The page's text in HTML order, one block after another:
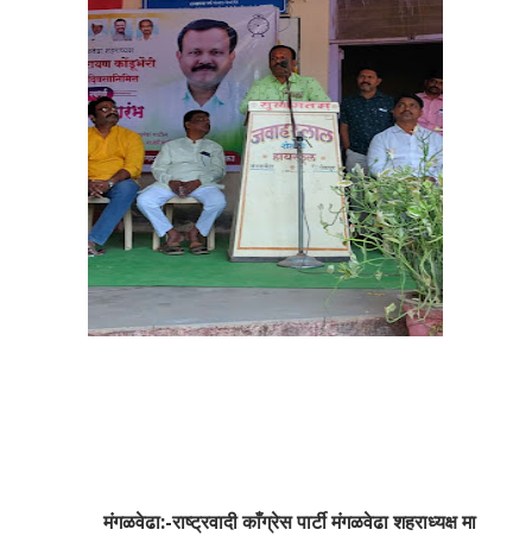
मंगळवेढा:-राष्ट्रवादी काँग्रेस पार्टी मंगळवेढा शहराध्यक्ष मा